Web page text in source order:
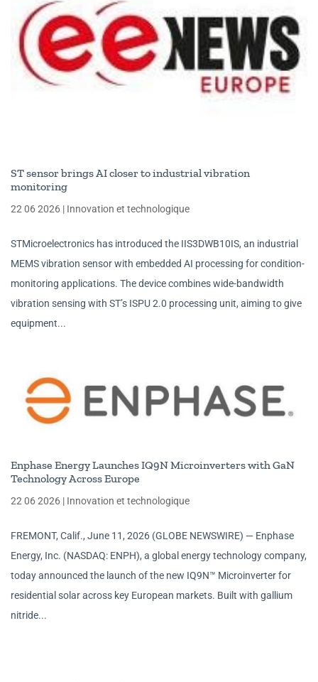
ST sensor brings AI closer to industrial vibration
monitoring
22 06 2026 | Innovation et technologique
STMicroelectronics has introduced the IIS3DWB10IS, an industrial
MEMS vibration sensor with embedded AI processing for condition-
monitoring applications. The device combines wide-bandwidth
vibration sensing with ST’s ISPU 2.0 processing unit, aiming to give
equipment...
Enphase Energy Launches IQ9N Microinverters with GaN
Technology Across Europe
22 06 2026 | Innovation et technologique
FREMONT, Calif., June 11, 2026 (GLOBE NEWSWIRE) — Enphase
Energy, Inc. (NASDAQ: ENPH), a global energy technology company,
today announced the launch of the new IQ9N™ Microinverter for
residential solar across key European markets. Built with gallium
nitride...